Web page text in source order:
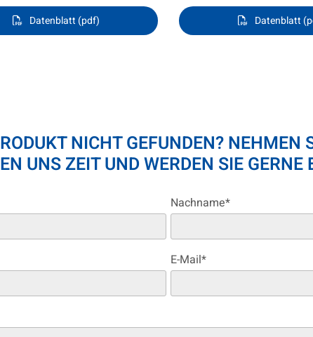
Datenblatt (pdf) Datenblatt
NICHT GEFUNDEN?
UNS ZEIT UND WERDEN SIE GERNE
Nachname*
E-Mail*